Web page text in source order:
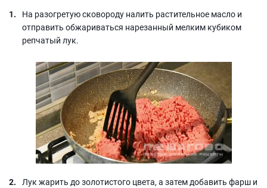
На разогретую сковороду налить растительное масло и
отправить обжариваться нарезанный мелким кубиком
репчатый лук.
Лук жарить до золотистого цвета, а затем добавить фарш и